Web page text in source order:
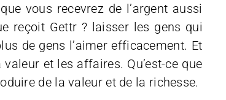
vous recevrez de l’argent aussi
reçoit Gettr ? laisser les gens qui
de gens l’aimer efficacement. Et
et les affaires. Qu’est-ce que
de la valeur et de la richesse.